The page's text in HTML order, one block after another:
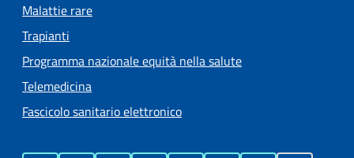
Malattie rare
Trapianti
Programma nazionale equità nella salute
Telemedicina
Fascicolo sanitario elettronico